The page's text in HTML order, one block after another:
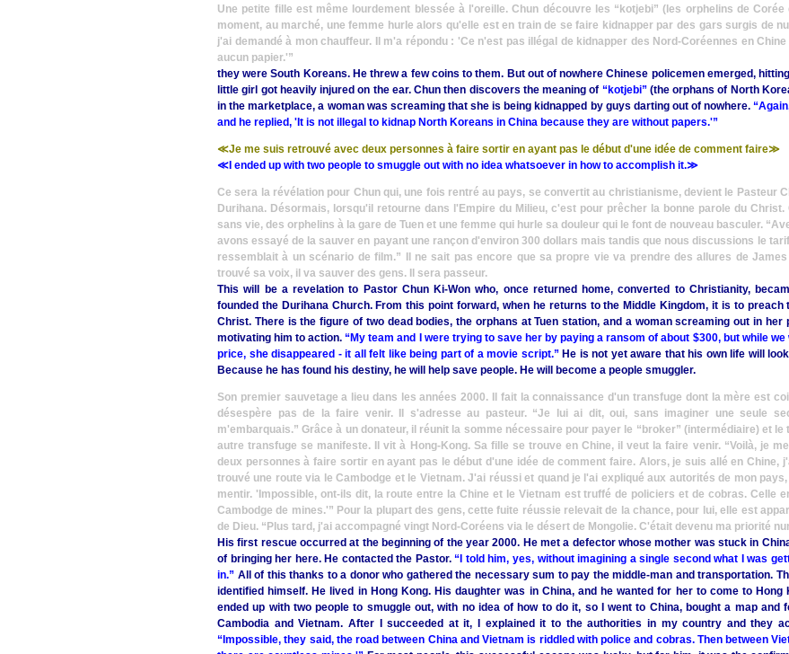
Une petite fille est même lourdement blessée à l'oreille. Chun découvre les “kotjebi” (les orphelins de Corée
moment, au marché, une femme hurle alors qu'elle est en train de se faire kidnapper par des gars surgis de
j'ai demandé à mon chauffeur. Il m'a répondu : 'Ce n'est pas illégal de kidnapper des Nord-Coréennes en
aucun papier.'”
they were South Koreans. He threw a few coins to them. But out of nowhere Chinese policemen emerged,
little girl got heavily injured on the ear. Chun then discovers the meaning of “kotjebi”(the orphans of North
in the marketplace, a woman was screaming that she is being kidnapped by guys darting out of nowhere.
and he replied, 'It is not illegal to kidnap North Koreans in China because they are without papers.'”
≪Je me suis retrouvé avec deux personnes à faire sortir en ayant pas le début d'une idée de comment faire≫
≪ I ended up with two people to smuggle out with no idea whatsoever in how to accomplish it.≫
Ce sera la révélation pour Chun qui, une fois rentré au pays, se convertit au christianisme, devient le Pasteur
Durihana. Désormais, lorsqu'il retourne dans l'Empire du Milieu, c'est pour prêcher la bonne parole du
sans vie, des orphelins à la gare de Tuen et une femme qui hurle sa douleur qui le font de nouveau basculer.
avons essayé de la sauver en payant une rançon d'environ 300 dollars mais tandis que nous discussions le
ressemblait à un scénario de film.” Il ne sait pas encore que sa propre vie va prendre des allures de
trouvé sa voix, il va sauver des gens. Il sera passeur.
This will be a revelation to Pastor Chun Ki-Won who, once returned home, converted to Christianity,
founded the Durihana Church. From this point forward, when he returns to the Middle Kingdom, it is to preach
Christ. There is the figure of two dead bodies, the orphans at Tuen station, and a woman screaming out in her
motivating him to action.“My team and I were trying to save her by paying a ransom of about $300, but while
price, she disappeared - it all felt like being part of a movie script.”He is not yet aware that his own life will
Because he has found his destiny, he will help save people. He will become a people smuggler.
Son premier sauvetage a lieu dans les années 2000. Il fait la connaissance d'un transfuge dont la mère est
désespère pas de la faire venir. Il s'adresse au pasteur. “Je lui ai dit, oui, sans imaginer une seule
m'embarquais.” Grâce à un donateur, il réunit la somme nécessaire pour payer le “broker” (intermédiaire) et le
autre transfuge se manifeste. Il vit à Hong-Kong. Sa fille se trouve en Chine, il veut la faire venir. “Voilà, je
deux personnes à faire sortir en ayant pas le début d'une idée de comment faire. Alors, je suis allé en Chine,
trouvé une route via le Cambodge et le Vietnam. J'ai réussi et quand je l'ai expliqué aux autorités de mon
mentir. 'Impossible, ont-ils dit, la route entre la Chine et le Vietnam est truffé de policiers et de cobras. Celle
Cambodge de mines.'” Pour la plupart des gens, cette fuite réussie relevait de la chance, pour lui, elle est
de Dieu. “Plus tard, j'ai accompagné vingt Nord-Coréens via le désert de Mongolie. C'était devenu ma priorité
His first rescue occurred at the beginning of the year 2000. He met a defector whose mother was stuck in
of bringing her here. He contacted the Pastor.“I told him, yes, without imagining a single second what I was
in.” All of this thanks to a donor who gathered the necessary sum to pay the middle-man and transportation.
identified himself. He lived in Hong Kong. His daughter was in China, and he wanted for her to come to Hong
ended up with two people to smuggle out, with no idea of how to do it, so I went to China, bought a map and
Cambodia and Vietnam. After I succeeded at it, I explained it to the authorities in my country and they
“Impossible, they said, the road between China and Vietnam is riddled with police and cobras. Then between